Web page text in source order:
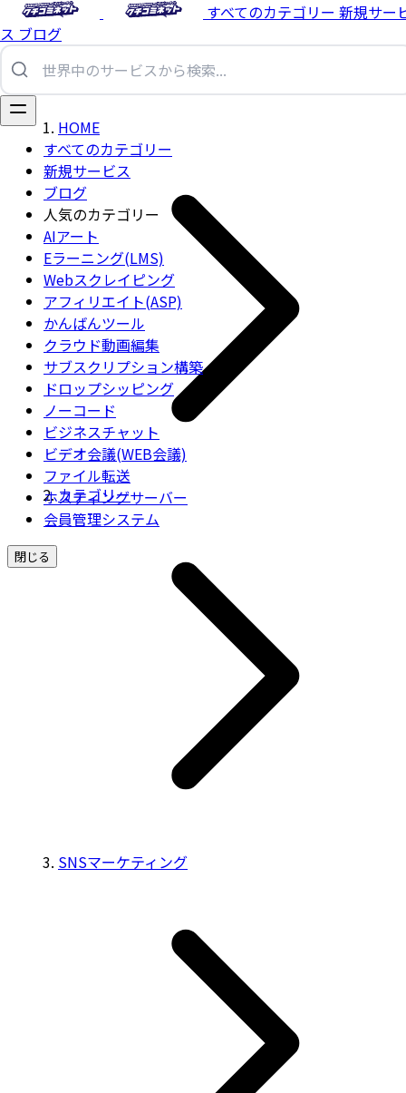
すべてのカテゴリー 新規サー
ス ブログ
すべてのカテゴリー
新規サービス
ブログ
人気のカテゴリー
AIアート
Eラーニング(LMS)
Webスクレイピング
アフィリエイト(ASP)
かんばんツール
クラウド動画編集
サブスクリプション構築
ドロップシッピング
ノーコード
ビジネスチャット
ビデオ会議(WEB会議)
ファイル転送
ホスティングサーバー
会員管理システム
閉じる
HOME
カテゴリー
SNSマーケティング